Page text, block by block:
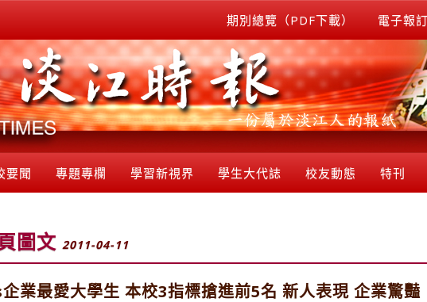
期別總覽（PDF下載） 電子報
要聞 專題專欄 學習新視界 學生大代誌 校友動態 特刊
圖文 2011-04-11
業最愛大學生 本校3指標搶進前5名 新人表現 企業驚豔